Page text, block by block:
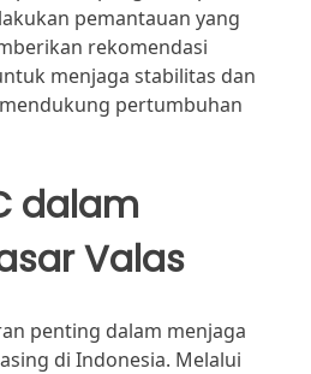
pemantauan yang
rekomendasi
menjaga stabilitas dan
pertumbuhan
dalam
Valas
penting dalam menjaga
di Indonesia. Melalui